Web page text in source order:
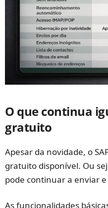
O que continua
gratuito
Apesar da novidade, o
gratuito disponível. Ou
pode continuar a enviar
As funcionalidades